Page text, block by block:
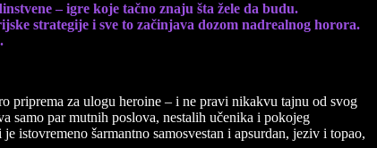
– igre koje tačno znaju šta žele da budu.
strategije i sve to začinjava dozom nadrealnog horora.
priprema za ulogu heroine – i ne pravi nikakvu tajnu od svog
samo par mutnih poslova, nestalih učenika i pokojeg
istovremeno šarmantno samosvestan i apsurdan, jeziv i topao,